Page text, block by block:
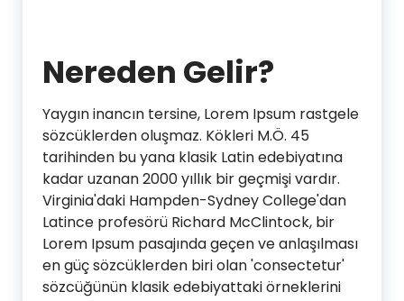
Nereden Gelir?
Yaygın inancın tersine, Lorem Ipsum rastgele
sözcüklerden oluşmaz. Kökleri M.Ö. 45
tarihinden bu yana klasik Latin edebiyatına
kadar uzanan 2000 yıllık bir geçmişi vardır.
Virginia'daki Hampden-Sydney College'dan
Latince profesörü Richard McClintock, bir
Lorem Ipsum pasajında geçen ve anlaşılması
en güç sözcüklerden biri olan 'consectetur'
sözcüğünün klasik edebiyattaki örneklerini